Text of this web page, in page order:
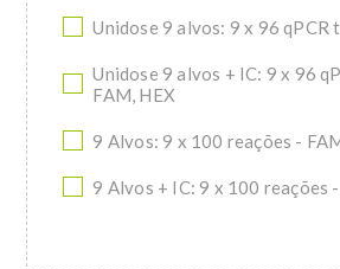
Unidose 9 alvos: 9 x 96 qPCR
Unidose 9 alvos + IC: 9 x 96
FAM, HEX
9 Alvos: 9 x 100 reações -
9 Alvos + IC: 9 x 100 reações